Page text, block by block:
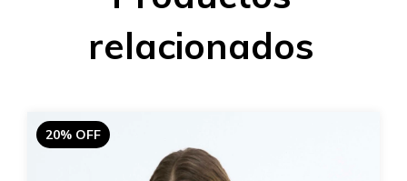
relacionados
20% OFF